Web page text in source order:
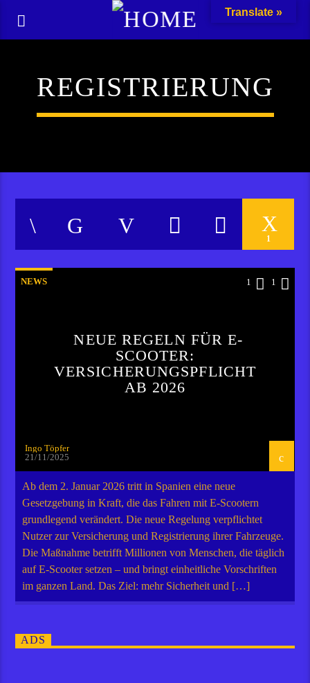
REGISTRIERUNG
1
NEWS 1 1
NEUE REGELN FÜR E-
SCOOTER:
VERSICHERUNGSPFLICHT
AB 2026
Ingo Töpfer
21/11/2025
Ab dem 2. Januar 2026 tritt in Spanien eine neue
Gesetzgebung in Kraft, die das Fahren mit E-Scootern
grundlegend verändert. Die neue Regelung verpflichtet
Nutzer zur Versicherung und Registrierung ihrer Fahrzeuge.
Die Maßnahme betrifft Millionen von Menschen, die täglich
auf E-Scooter setzen – und bringt einheitliche Vorschriften
im ganzen Land. Das Ziel: mehr Sicherheit und […]
ADS
Translate »